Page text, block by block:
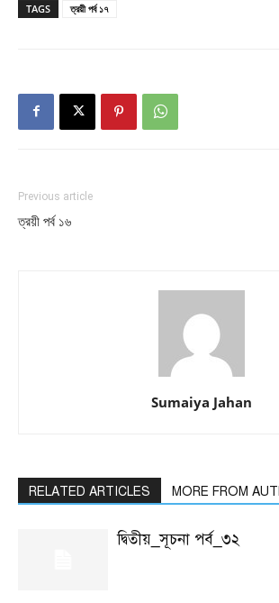
TAGS ত্রয়ী পর্ব ১৭
Previous article
ত্রয়ী পর্ব ১৬
Sumaiya Jahan
RELATED ARTICLES MORE FROM
দ্বিতীয়_সূচনা পর্ব_৩২